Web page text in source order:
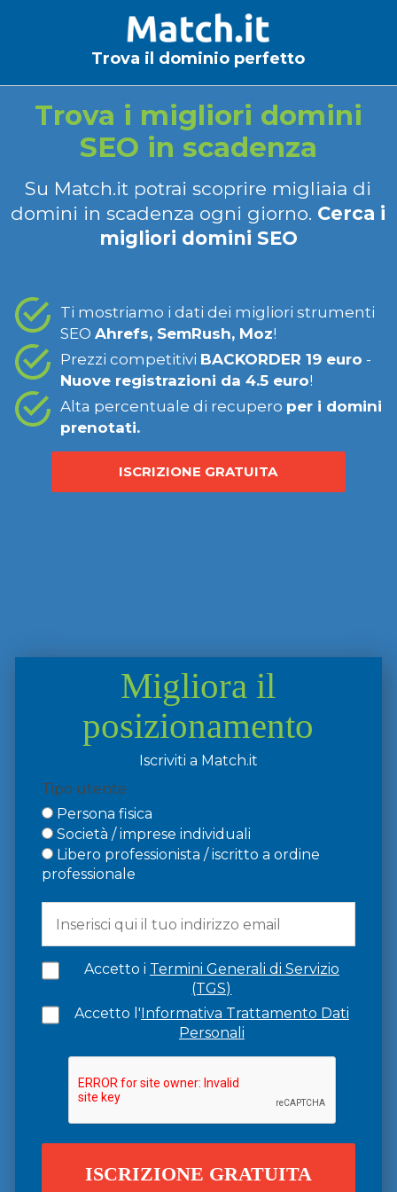
Trova il dominio perfetto
Trova i migliori domini
SEO in scadenza
Su Match.it potrai scoprire migliaia di
domini in scadenza ogni giorno. Cerca i
migliori domini SEO
Ti mostriamo i dati dei migliori strumenti
SEO Ahrefs, SemRush, Moz!
Prezzi competitivi BACKORDER 19 euro -
Nuove registrazioni da 4.5 euro!
Alta percentuale di recupero per i domini
prenotati.
ISCRIZIONE GRATUITA
Migliora il
posizionamento
Iscriviti a Match.it
Tipo utente
Persona fisica
Società / imprese individuali
Libero professionista / iscritto a ordine
professionale
Accetto i Termini Generali di Servizio
(TGS)
Accetto l'Informativa Trattamento Dati
Personali